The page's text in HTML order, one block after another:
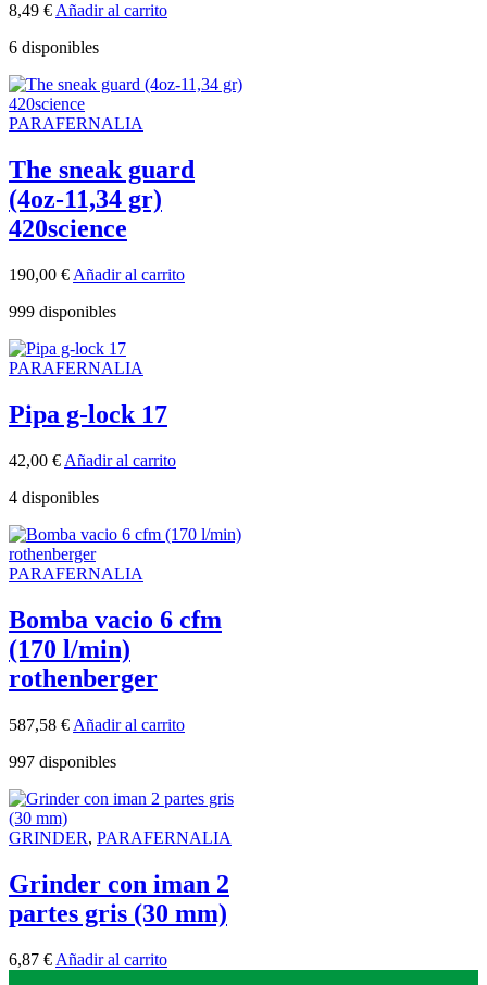
8,49 € Añadir al carrito
6 disponibles
PARAFERNALIA
The sneak guard
(4oz-11,34 gr)
420science
190,00 € Añadir al carrito
999 disponibles
PARAFERNALIA
Pipa g-lock 17
42,00 € Añadir al carrito
4 disponibles
PARAFERNALIA
Bomba vacio 6 cfm
(170 l/min)
rothenberger
587,58 € Añadir al carrito
997 disponibles
GRINDER, PARAFERNALIA
Grinder con iman 2
partes gris (30 mm)
6,87 € Añadir al carrito